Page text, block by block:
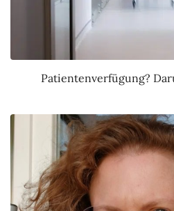
Patientenverfügung?